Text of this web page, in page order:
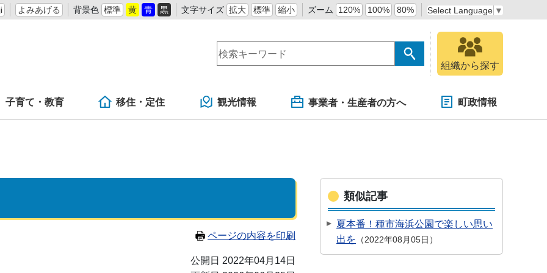
よみあげる 背景色 標準 黄 青 黒 文字サイズ 拡大 標準 縮小 ズーム 120% 100% 80% Select Language ▼
組織から探す
子育て・教育 移住・定住 観光情報 事業者・生産者の方へ 町政情報
ページの内容を印刷
公開日 2022年04月14日
類似記事
夏本番！種市海浜公園で楽しい思い
出を
2022年08月05日